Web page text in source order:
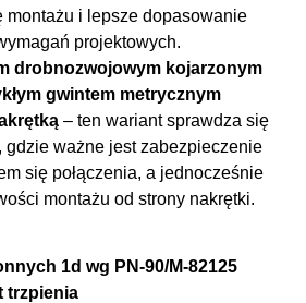
montażu i lepsze dopasowanie
projektowych.
drobnozwojowym kojarzonym
gwintem metrycznym
– ten wariant sprawdza się
gdzie ważne jest zabezpieczenie
się połączenia, a jednocześnie
montażu od strony nakrętki.
1d wg PN-90/M-82125
trzpienia